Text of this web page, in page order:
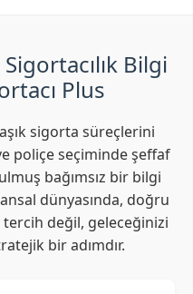
Bilgi
Plus
sigorta süreçlerini
poliçe seçiminde şeffaf
bağımsız bir bilgi
dünyasında, doğru
değil, geleceğinizi
bir adımdır.